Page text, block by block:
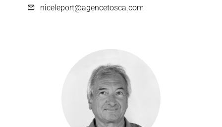
niceleport@agencetosca.com